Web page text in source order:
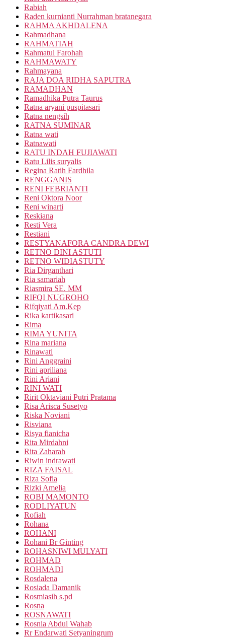
Rabiah
Raden kurnianti Nurrahman bratanegara
RAHMA AKHDALENA
Rahmadhana
RAHMATIAH
Rahmatul Farohah
RAHMAWATY
Rahmayana
RAJA DOA RIDHA SAPUTRA
RAMADHAN
Ramadhika Putra Taurus
Ratna aryani puspitasari
Ratna nengsih
RATNA SUMINAR
Ratna wati
Ratnawati
RATU INDAH FUJIAWATI
Ratu Lilis suryalis
Regina Ratih Fardhila
RENGGANIS
RENI FEBRIANTI
Reni Oktora Noor
Reni winarti
Reskiana
Resti Vera
Restiani
RESTYANAFORA CANDRA DEWI
RETNO DINI ASTUTI
RETNO WIDIASTUTY
Ria Dirganthari
Ria samariah
Riasmira SE. MM
RIFQI NUGROHO
Rifqiyati Am.Kep
Rika kartikasari
Rima
RIMA YUNITA
Rina mariana
Rinawati
Rini Anggraini
Rini apriliana
Rini Ariani
RINI WATI
Ririt Oktaviani Putri Pratama
Risa Arisca Susetyo
Riska Noviani
Risviana
Risya fianicha
Rita Mirdahni
Rita Zaharah
Riwin indrawati
RIZA FAISAL
Riza Sofia
Rizki Amelia
ROBI MAMONTO
RODLIYATUN
Rofiah
Rohana
ROHANI
Rohani Br Ginting
ROHASNIWI MULYATI
ROHMAD
ROHMADI
Rosdalena
Rosiada Damanik
Rosmiasih s.pd
Rosna
ROSNAWATI
Rosnia Abdul Wahab
Rr Endarwati Setyaningrum